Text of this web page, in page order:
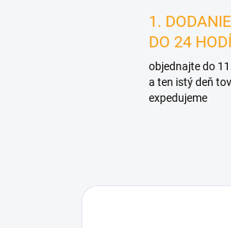
1. DODANIE
DO 24
objednajte do
a ten istý deň
expedujeme